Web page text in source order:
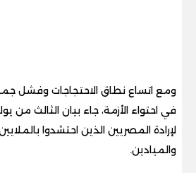
ومع اتساع نطاق الاحتجاجات وفشل
في احتواء الأزمة، جاء بيان الثالث من
لإرادة المصريين الذين احتشدوا
والميادين.